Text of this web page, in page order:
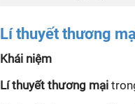
Lí thuyết thương
Khái niệm
Lí thuyết thương mại